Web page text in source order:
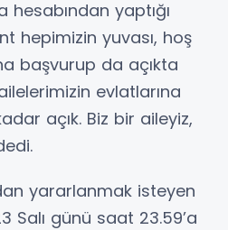
yaptığı
hepimizin yuvası, hoş
başvurup da açıkta
evlatlarına
açık. Biz bir aileyiz,
yararlanmak isteyen
Salı günü saat 23.59’a